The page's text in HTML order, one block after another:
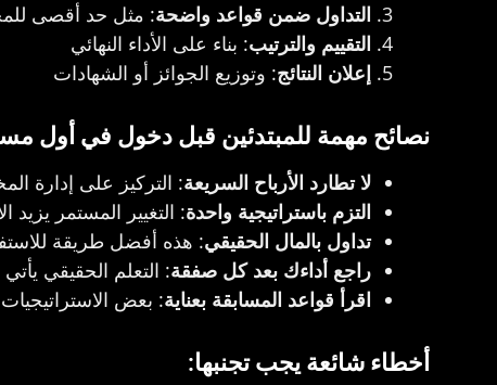
التداول ضمن قواعد واضحة: مثل حد أقصى
التقييم والترتيب: بناء على الأداء النهائي
إعلان النتائج: وتوزيع الجوائز أو الشهادات
نصائح مهمة للمبتدئين قبل دخول في أول
لا تطارد الأرباح السريعة: التركيز على إدارة
التزم باستراتيجية واحدة: التغيير المستمر يزيد
تداول بالمال الحقيقي: هذه أفضل طريقة
راجع أداءك بعد كل صفقة: التعلم الحقيقي
اقرأ قواعد المسابقة بعناية: بعض
أخطاء شائعة يجب تجنبها: